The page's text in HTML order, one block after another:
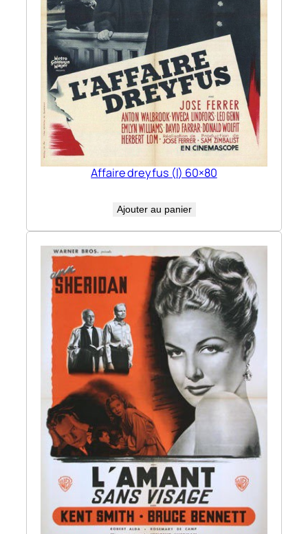
Affaire dreyfus (l) 60×80
Ajouter au panier